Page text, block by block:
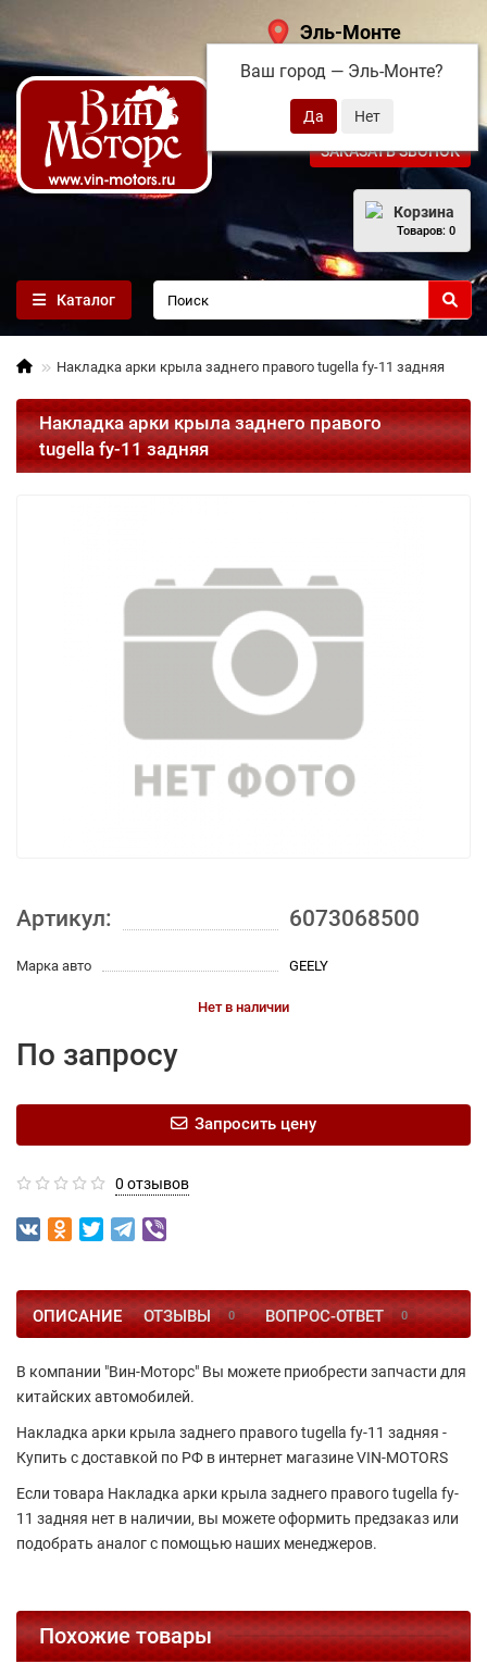
Эль-Монте
Ваш город — Эль-Монте?
+7 (495) 108-68-71
ЗАКАЗАТЬ ЗВОНОК
Корзина
Товаров: 0
Каталог
Накладка арки крыла заднего правого tugella fy-11 задняя
Накладка арки крыла заднего правого
tugella fy-11 задняя
Артикул: 6073068500
Марка авто GEELY
Нет в наличии
По запросу
Запросить цену
0 отзывов
ОПИСАНИЕ ОТЗЫВЫ 0 ВОПРОС-ОТВЕТ 0
В компании "Вин-Моторс" Вы можете приобрести запчасти для
китайских автомобилей.
Накладка арки крыла заднего правого tugella fy-11 задняя -
Купить с доставкой по РФ в интернет магазине VIN-MOTORS
Если товара Накладка арки крыла заднего правого tugella fy-
11 задняя нет в наличии, вы можете оформить предзаказ или
подобрать аналог с помощью наших менеджеров.
Похожие товары